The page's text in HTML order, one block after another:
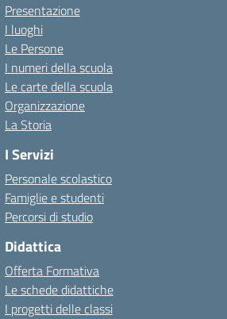
Presentazione
I luoghi
Le Persone
I numeri della scuola
Le carte della scuola
Organizzazione
La Storia
I Servizi
Personale scolastico
Famiglie e studenti
Percorsi di studio
Didattica
Offerta Formativa
Le schede didattiche
I progetti delle classi